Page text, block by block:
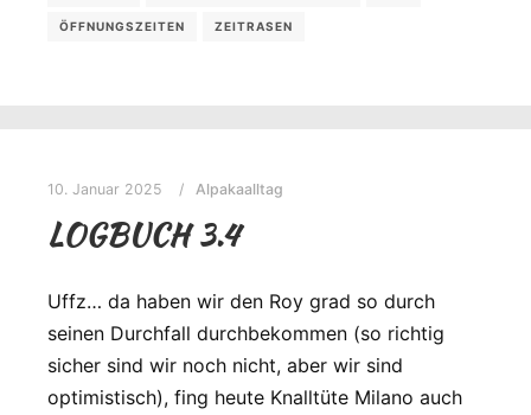
ÖFFNUNGSZEITEN ZEITRASEN
10. Januar 2025 Alpakaalltag
LOGBUCH 3.4
Uffz… da haben wir den Roy grad so durch
seinen Durchfall durchbekommen (so richtig
sicher sind wir noch nicht, aber wir sind
optimistisch), fing heute Knalltüte Milano auch